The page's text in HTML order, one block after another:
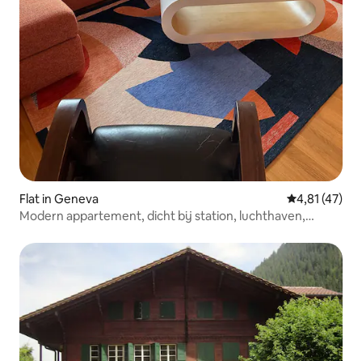
Flat in Geneva Gemiddelde
4,81 (47)
Modern appartement, dicht bij station, luchthaven,